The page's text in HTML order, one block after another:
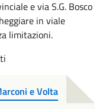
e via S.G. Bosco
in viale
limitazioni.
e Volta